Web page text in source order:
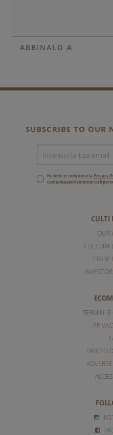
ABBINALO A
CULTI
OUR
CULTURA
STORE
TERMINI
DIRITTO
SUBSCRIBE TO OUR
Ho letto e compreso la Privacy
comunicazioni commerciali